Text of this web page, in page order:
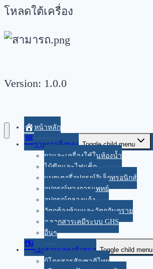
โหลดใต้เครื่อง
Version: 1.0.0
หน้าหลัก
รายการสิ่งของ Toggle child menu
ยาและเครื่องใช้ในห้องน้ำ
ไม้ขีดและไฟแช็ก
แบตเตอรี่อุปกรณ์อิเล็กทรอนิกส์
อุปกรณ์ทางการแพทย์
อุปกรณ์กลางแจ้ง
วัตถุต้องห้ามและวัตถุอันตราย
ฉลากสารเคมีระบบ GHS
อื่นๆ
เอกสารแสดงตัวตนฯ Toggle child menu
ผู้โดยสารสัญชาติไทย